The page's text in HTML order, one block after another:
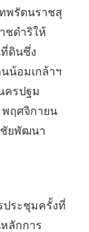
ทพรัตนราชสุ
ชดำริให้
ดินซึ่ง
น้อมเกล้าฯ
ครปฐม
พฤศจิกายน
ชัยพัฒนา
ระชุมครั้งที่
ลักการ